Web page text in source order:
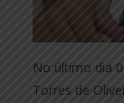
No último dia
Torres de